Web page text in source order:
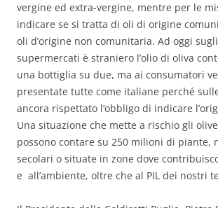
vergine ed extra-vergine, mentre per le
indicare se si tratta di oli di origine
oli d’origine non comunitaria. Ad oggi
supermercati è straniero l’olio di oliva
una bottiglia su due, ma ai consumatori
presentate tutte come italiane perché
ancora rispettato l’obbligo di indicare
Una situazione che mette a rischio gli
possono contare su 250 milioni di piante,
secolari o situate in zone dove
e all’ambiente, oltre che al PIL dei nostri